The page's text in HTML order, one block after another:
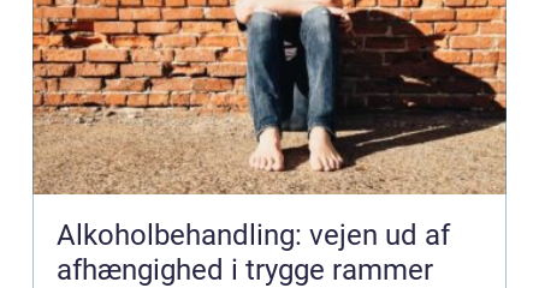
Alkoholbehandling: vejen ud af
afhængighed i trygge rammer